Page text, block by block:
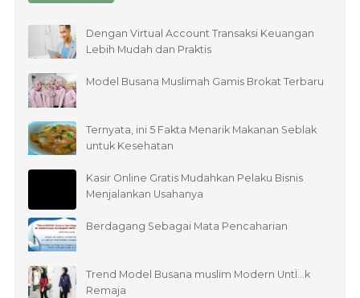
Dengan Virtual Account Transaksi Keuangan
Lebih Mudah dan Praktis
Model Busana Muslimah Gamis Brokat Terbaru
Ternyata, ini 5 Fakta Menarik Makanan Seblak
untuk Kesehatan
Kasir Online Gratis Mudahkan Pelaku Bisnis
Menjalankan Usahanya
Berdagang Sebagai Mata Pencaharian
Trend Model Busana muslim Modern UntÏ…k
Remaja